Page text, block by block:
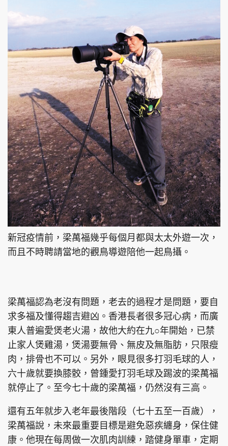
新冠疫情前，梁萬福幾乎每個月都與太太外遊一次，
而且不時聘請當地的觀鳥導遊陪他一起鳥攝。
梁萬福認為老沒有問題，老去的過程才是問題，要自
求多福及懂得趨吉避凶。香港長者很多冠心病，而廣
東人普遍愛煲老火湯，故他大約在九○年開始，已禁
止家人煲雞湯，煲湯要無骨、無皮及無脂肪，只限瘦
肉，排骨也不可以。另外，眼見很多打羽毛球的人，
六十歲就要換膝骹，曾鍾愛打羽毛球及踢波的梁萬福
就停止了。至今七十歲的梁萬福，仍然沒有三高。
還有五年就步入老年最後階段（七十五至一百歲），
梁萬福說，未來最重要目標是避免惡疾纏身，保住健
康。他現在每周做一次肌肉訓練，踏健身單車，定期